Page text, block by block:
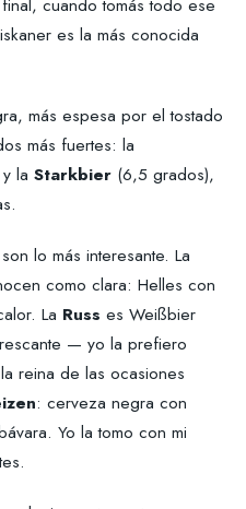
es la más conocida
más espesa por el tostado
más fuertes: la
la Starkbier (6,5 grados),
lo más interesante. La
como clara: Helles con
La Russ es Weißbier
— yo la prefiero
reina de las ocasiones
: cerveza negra con
Yo la tomo con mi